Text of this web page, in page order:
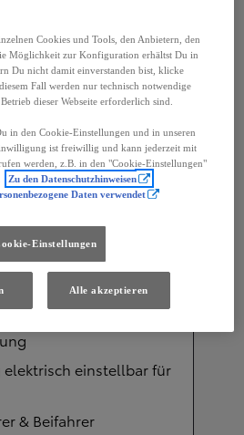
Allradantrieb
Automatik
vorne, LED
einstellbar für
einstellbar für
& Beifahrer
Cookies und Tools, den Anbietern, den
Möglichkeit zur Konfiguration erhältst Du in
Du nicht damit einverstanden bist, klicke
Fall werden nur technisch notwendige
dieser Webseite erforderlich sind.
in den Cookie-Einstellungen und in unseren
ist freiwillig und kann jederzeit mit
werden, z.B. in den "Cookie-Einstellungen"
Zu den Datenschutzhinweisen
Daten verwendet
Einstellungen
Alle akzeptieren